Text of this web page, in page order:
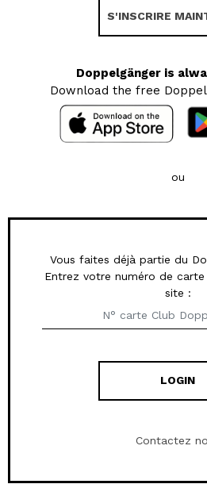
S'INSCRIRE
Doppelgänger is
Download the free
ou
Vous faites déjà partie du
Entrez votre numéro de
site :
LOGIN
Contactez